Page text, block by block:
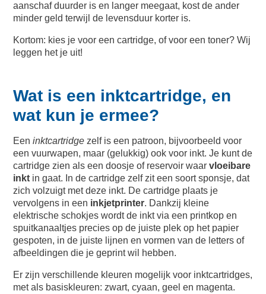
aanschaf duurder is en langer meegaat, kost de ander
minder geld terwijl de levensduur korter is.
Kortom: kies je voor een cartridge, of voor een toner? Wij
leggen het je uit!
Wat is een inktcartridge, en
wat kun je ermee?
Eeninktcartridge zelf is een patroon, bijvoorbeeld voor
een vuurwapen, maar (gelukkig) ook voor inkt. Je kunt de
cartridge zien als een doosje of reservoir waarvloeibare
inkt in gaat. In de cartridge zelf zit een soort sponsje, dat
zich volzuigt met deze inkt. De cartridge plaats je
vervolgens in een inkjetprinter. Dankzij kleine
elektrische schokjes wordt de inkt via een printkop en
spuitkanaaltjes precies op de juiste plek op het papier
gespoten, in de juiste lijnen en vormen van de letters of
afbeeldingen die je geprint wil hebben.
Er zijn verschillende kleuren mogelijk voor inktcartridges,
met als basiskleuren: zwart, cyaan, geel en magenta.